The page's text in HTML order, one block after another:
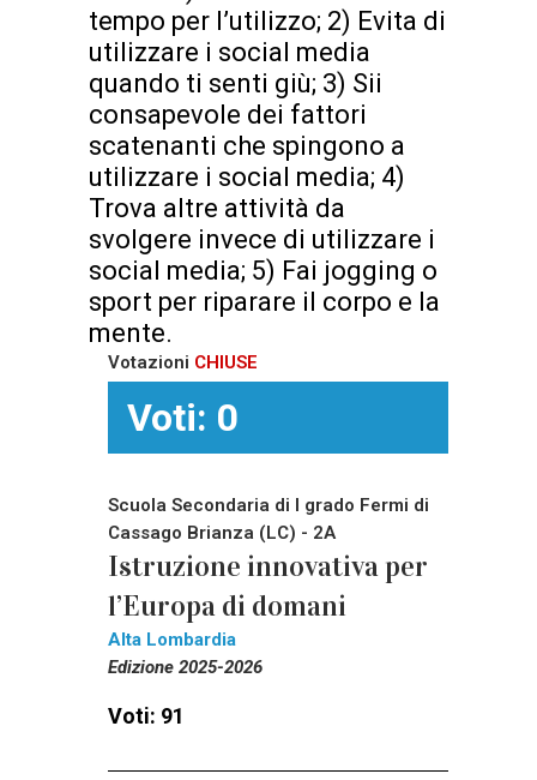
tempo per l’utilizzo; 2) Evita di
utilizzare i social media
quando ti senti giù; 3) Sii
consapevole dei fattori
scatenanti che spingono a
utilizzare i social media; 4)
Trova altre attività da
svolgere invece di utilizzare i
social media; 5) Fai jogging o
sport per riparare il corpo e la
mente.
Votazioni CHIUSE
Voti: 0
Scuola Secondaria di I grado Fermi di
Cassago Brianza (LC) - 2A
Istruzione innovativa per
l’Europa di domani
Alta Lombardia
Edizione 2025-2026
Voti: 91